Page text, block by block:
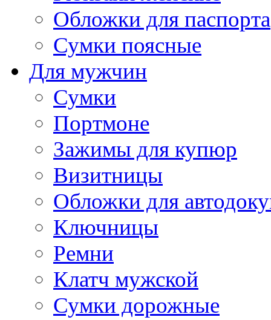
Обложки для паспорта
Сумки поясные
Для мужчин
Сумки
Портмоне
Зажимы для купюр
Визитницы
Обложки для
Ключницы
Ремни
Клатч мужской
Сумки дорожные